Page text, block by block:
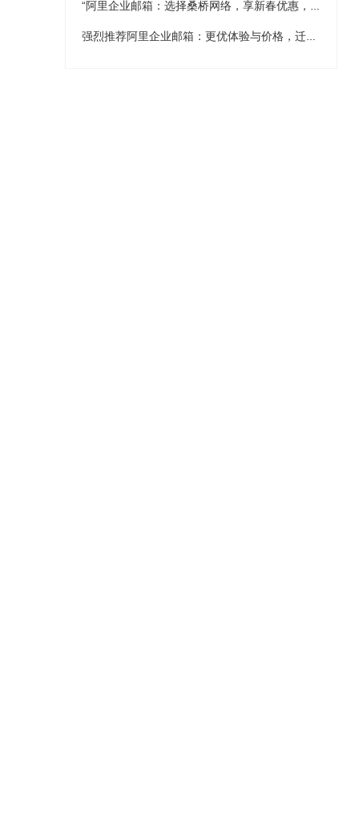
“阿里企业邮箱：选择桑桥网络，享新春优惠，提升企业竞争力”
强烈推荐阿里企业邮箱：更优体验与价格，迁移无忧！